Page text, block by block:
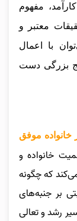
مفهوم
معتبر و
با اعمال
بزرگی دست
ی نویسندگان کتاب ۱۰۰راز خانواده موفق
خانواده و
که چگونه
بر جنبه‌های
رشد و تعالی